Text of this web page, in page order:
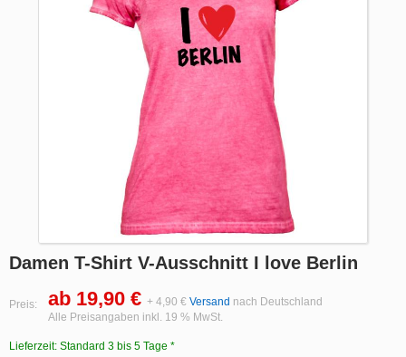
Damen T-Shirt V-Ausschnitt I love Berlin
Preis: ab 19,90 € + 4,90 € Versand nach Deutschland
Alle Preisangaben inkl. 19 % MwSt.
Lieferzeit: Standard 3 bis 5 Tage *